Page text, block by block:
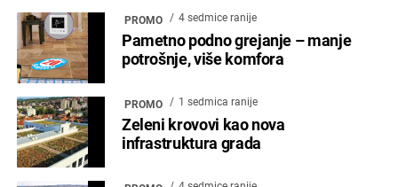
PROMO 4 sedmice ranije
Pametno podno grejanje – manje
potrošnje, više komfora
PROMO 1 sedmica ranije
Zeleni krovovi kao nova
infrastruktura grada